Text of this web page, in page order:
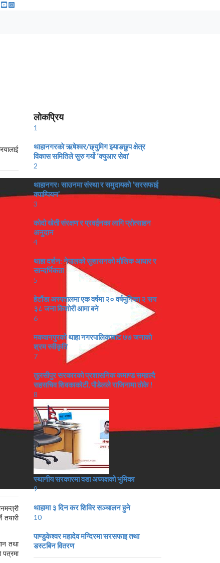
तयारी
तथा
पत्रमा
लोकप्रिय
1
थाहानगरकाे ऋषेश्वर/छ्युमिग झ्याङछुप क्षेत्र
विकास समितिले सुरु गर्यो ‘क्युआर सेवा’
2
थाहानगरः साउनमा संस्था र समुदायको ‘सरसफाई
क्याम्पियन’
3
कोदो खेती संरक्षण र प्रवर्द्वनका लागि प्रोत्साहन
अनुदान
4
थाहा दर्शन: नेपालको सुशासनको मौलिक आधार र
सान्दर्भिकता
5
हेटौंडा अस्पतालमा एक वर्षमा २० वर्षमुनिका २ सय
३८ जना किशोरी आमा बने
6
मकवानपुरको थाहा नगरपालिकाबाट ७७ जनाको
श्रम स्वीकृति
7
तुलसीपुर सरकारको प्रशासनिक कमाण्ड सम्हाल्दै
सहसचिव शिवकाकोटी, पौडेलले राजिनामा ठोके !
8
स्थानीय सरकारमा वडा अध्यक्षको भुमिका
9
थाहामा ३ दिन कर शिविर सञ्चालन हुने
10
पाण्डुकेश्वर महादेव मन्दिरमा सरसफाइ तथा
डस्टबिन वितरण